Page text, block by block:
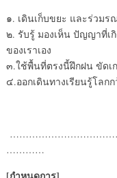
๑. เดินเก็บขยะ และร่วมร
๒. รับรู้ มองเห็น ปัญญาที่เ
ของเราเอง
๓.ใช้พื้นที่ตรงนี้ฝึกฝน ขัดเ
๔.ออกเดินทางเรียนรู้โลก
…………